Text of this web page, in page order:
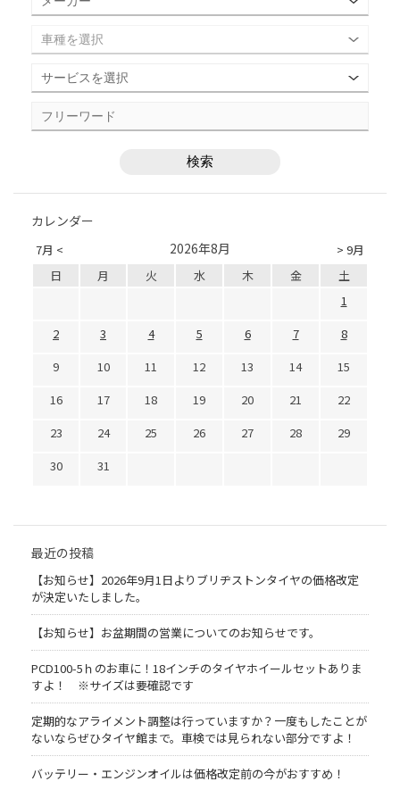
カレンダー
7月 < > 9月
2026年8月
日 月 火 水 木 金
土
1
2
3 4 5 6 7
8
9
10 11 12 13 14
15
16
17 18 19 20 21
22
23
24 25 26 27 28
29
30
31
最近の投稿
【お知らせ】2026年9月1日よりブリヂストンタイヤの価格改定
が決定いたしました。
【お知らせ】お盆期間の営業についてのお知らせです。
PCD100-5ｈのお車に！18インチのタイヤホイールセットありま
すよ！ ※サイズは要確認です
定期的なアライメント調整は行っていますか？一度もしたことが
ないならぜひタイヤ館まで。車検では見られない部分ですよ！
バッテリー・エンジンオイルは価格改定前の今がおすすめ！